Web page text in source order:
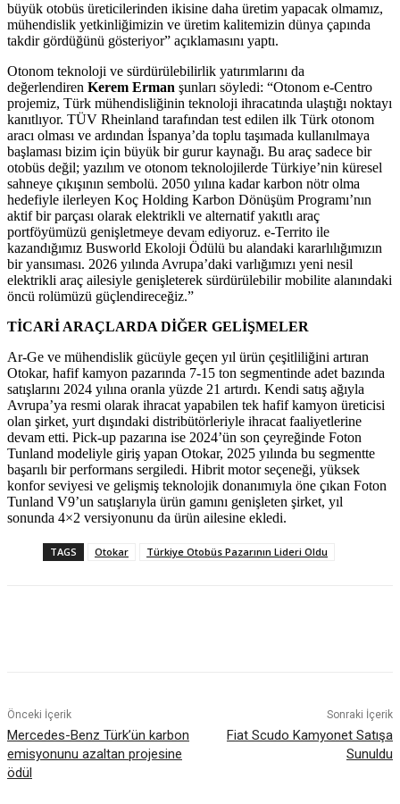
büyük otobüs üreticilerinden ikisine daha üretim yapacak olmamız,
mühendislik yetkinliğimizin ve üretim kalitemizin dünya çapında
takdir gördüğünü gösteriyor” açıklamasını yaptı.
Otonom teknoloji ve sürdürülebilirlik yatırımlarını da
değerlendiren Kerem Erman şunları söyledi: “Otonom e-Centro
projemiz, Türk mühendisliğinin teknoloji ihracatında ulaştığı noktayı
kanıtlıyor. TÜV Rheinland tarafından test edilen ilk Türk otonom
aracı olması ve ardından İspanya’da toplu taşımada kullanılmaya
başlaması bizim için büyük bir gurur kaynağı. Bu araç sadece bir
otobüs değil; yazılım ve otonom teknolojilerde Türkiye’nin küresel
sahneye çıkışının sembolü. 2050 yılına kadar karbon nötr olma
hedefiyle ilerleyen Koç Holding Karbon Dönüşüm Programı’nın
aktif bir parçası olarak elektrikli ve alternatif yakıtlı araç
portföyümüzü genişletmeye devam ediyoruz. e-Territo ile
kazandığımız Busworld Ekoloji Ödülü bu alandaki kararlılığımızın
bir yansıması. 2026 yılında Avrupa’daki varlığımızı yeni nesil
elektrikli araç ailesiyle genişleterek sürdürülebilir mobilite alanındaki
öncü rolümüzü güçlendireceğiz.”
TİCARİ ARAÇLARDA DİĞER GELİŞMELER
Ar-Ge ve mühendislik gücüyle geçen yıl ürün çeşitliliğini artıran
Otokar, hafif kamyon pazarında 7-15 ton segmentinde adet bazında
satışlarını 2024 yılına oranla yüzde 21 artırdı. Kendi satış ağıyla
Avrupa’ya resmi olarak ihracat yapabilen tek hafif kamyon üreticisi
olan şirket, yurt dışındaki distribütörleriyle ihracat faaliyetlerine
devam etti. Pick-up pazarına ise 2024’ün son çeyreğinde Foton
Tunland modeliyle giriş yapan Otokar, 2025 yılında bu segmentte
başarılı bir performans sergiledi. Hibrit motor seçeneği, yüksek
konfor seviyesi ve gelişmiş teknolojik donanımıyla öne çıkan Foton
Tunland V9’un satışlarıyla ürün gamını genişleten şirket, yıl
sonunda 4×2 versiyonunu da ürün ailesine ekledi.
TAGS Otokar Türkiye Otobüs Pazarının Lideri Oldu
Önceki İçerik
Mercedes-Benz Türk’ün karbon
emisyonunu azaltan projesine
ödül
Sonraki İçerik
Fiat Scudo Kamyonet Satışa
Sunuldu